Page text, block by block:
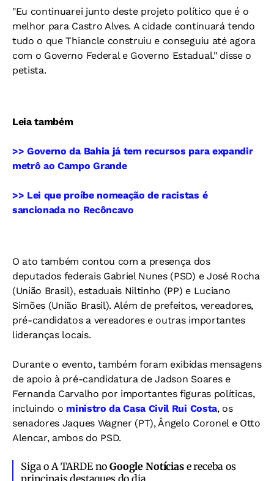
"Eu continuarei junto deste projeto político que é o
melhor para Castro Alves. A cidade continuará tendo
tudo o que Thiancle construiu e conseguiu até agora
com o Governo Federal e Governo Estadual." disse o
petista.
Leia também
>> Governo da Bahia já tem recursos para expandir
metrô ao Campo Grande
>> Lei que proíbe nomeação de racistas é
sancionada no Recôncavo
O ato também contou com a presença dos
deputados federais Gabriel Nunes (PSD) e José Rocha
(União Brasil), estaduais Niltinho (PP) e Luciano
Simões (União Brasil). Além de prefeitos, vereadores,
pré-candidatos a vereadores e outras importantes
lideranças locais.
Durante o evento, também foram exibidas mensagens
de apoio à pré-candidatura de Jadson Soares e
Fernanda Carvalho por importantes figuras políticas,
incluindo o ministro da Casa Civil Rui Costa, os
senadores Jaques Wagner (PT), Ângelo Coronel e Otto
Alencar, ambos do PSD.
Siga o A TARDE noGoogle Notíciase receba os